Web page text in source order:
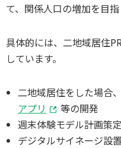
て、関係人口の増加を目指
具体的には、二地域居住
しています。
二地域居住をした場合
アプリ
等の開発
週末体験モデル計画策定
デジタルサイネージ設